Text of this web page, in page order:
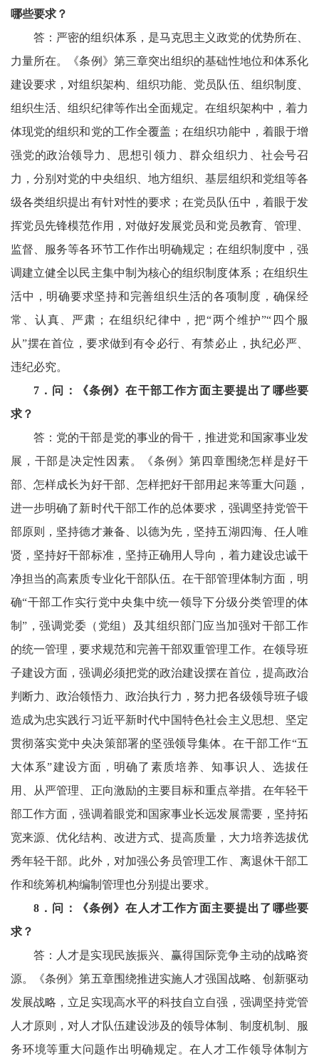
哪些要求？
答：严密的组织体系，是马克思主义政党的优势所在、
力量所在。《条例》第三章突出组织的基础性地位和体系化
建设要求，对组织架构、组织功能、党员队伍、组织制度、
组织生活、组织纪律等作出全面规定。在组织架构中，着力
体现党的组织和党的工作全覆盖；在组织功能中，着眼于增
强党的政治领导力、思想引领力、群众组织力、社会号召
力，分别对党的中央组织、地方组织、基层组织和党组等各
级各类组织提出有针对性的要求；在党员队伍中，着眼于发
挥党员先锋模范作用，对做好发展党员和党员教育、管理、
监督、服务等各环节工作作出明确规定；在组织制度中，强
调建立健全以民主集中制为核心的组织制度体系；在组织生
活中，明确要求坚持和完善组织生活的各项制度，确保经
常、认真、严肃；在组织纪律中，把“两个维护”“四个服
从”摆在首位，要求做到有令必行、有禁必止，执纪必严、
违纪必究。
7 ．问：《条例》在干部工作方面主要提出了哪些要
求？
答：党的干部是党的事业的骨干，推进党和国家事业发
展，干部是决定性因素。《条例》第四章围绕怎样是好干
部、怎样成长为好干部、怎样把好干部用起来等重大问题，
进一步明确了新时代干部工作的总体要求，强调坚持党管干
部原则，坚持德才兼备、以德为先，坚持五湖四海、任人唯
贤，坚持好干部标准，坚持正确用人导向，着力建设忠诚干
净担当的高素质专业化干部队伍。在干部管理体制方面，明
确“干部工作实行党中央集中统一领导下分级分类管理的体
制”，强调党委（党组）及其组织部门应当加强对干部工作
的统一管理，要求规范和完善干部双重管理工作。在领导班
子建设方面，强调必须把党的政治建设摆在首位，提高政治
判断力、政治领悟力、政治执行力，努力把各级领导班子锻
造成为忠实践行习近平新时代中国特色社会主义思想、坚定
贯彻落实党中央决策部署的坚强领导集体。在干部工作“五
大体系”建设方面，明确了素质培养、知事识人、选拔任
用、从严管理、正向激励的主要目标和重点举措。在年轻干
部工作方面，强调着眼党和国家事业长远发展需要，坚持拓
宽来源、优化结构、改进方式、提高质量，大力培养选拔优
秀年轻干部。此外，对加强公务员管理工作、离退休干部工
作和统筹机构编制管理也分别提出要求。
8 ．问：《条例》在人才工作方面主要提出了哪些要
求？
答：人才是实现民族振兴、赢得国际竞争主动的战略资
源。《条例》第五章围绕推进实施人才强国战略、创新驱动
发展战略，立足实现高水平的科技自立自强，强调坚持党管
人才原则，对人才队伍建设涉及的领导体制、制度机制、服
务环境等重大问题作出明确规定。在人才工作领导体制方